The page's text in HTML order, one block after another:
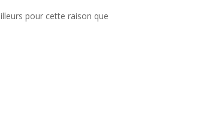
pour cette raison que